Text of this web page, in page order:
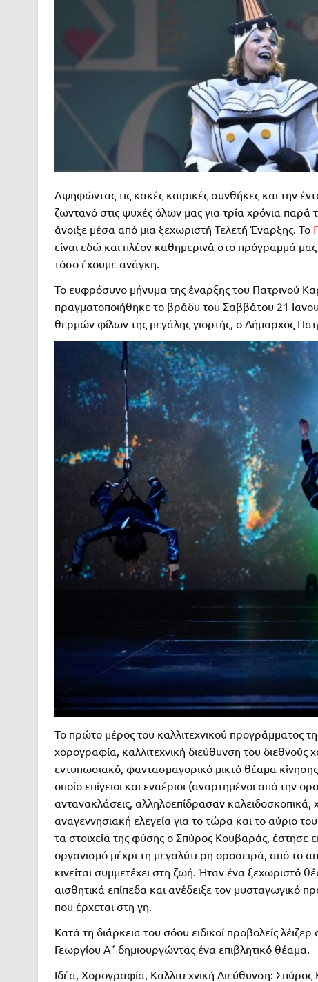
Αψηφώντας τις κακές καιρικές συνθήκες και την
ζωντανό στις ψυχές όλων μας για τρία χρόνια παρά
άνοιξε μέσα από μια ξεχωριστή Τελετή Έναρξης. Το
είναι εδώ και πλέον καθημερινά στο πρόγραμμά
τόσο έχουμε ανάγκη.
Το ευφρόσυνο μήνυμα της έναρξης του Πατρινού
πραγματοποιήθηκε το βράδυ του Σαββάτου 21
θερμών φίλων της μεγάλης γιορτής, ο Δήμαρχος
Το πρώτο μέρος του καλλιτεχνικού προγράμματος
χορογραφία, καλλιτεχνική διεύθυνση του
εντυπωσιακό, φαντασμαγορικό μικτό θέαμα
οποίο επίγειοι και εναέριοι (αναρτημένοι από την
αντανακλάσεις, αλληλοεπίδρασαν καλειδοσκοπικά,
αναγεννησιακή ελεγεία για το τώρα και το αύριο
τα στοιχεία της φύσης ο Σπύρος Κουβαράς, έστησε
οργανισμό μέχρι τη μεγαλύτερη οροσειρά, από το
κινείται συμμετέχει στη ζωή. Ήταν ένα ξεχωριστό
αισθητικά επίπεδα και ανέδειξε τον μυσταγωγικό
που έρχεται στη γη.
Κατά τη διάρκεια του σόου ειδικοί προβολείς
Γεωργίου Α΄ δημιουργώντας ένα επιβλητικό θέαμα.
Ιδέα, Χορογραφία, Καλλιτεχνική Διεύθυνση: